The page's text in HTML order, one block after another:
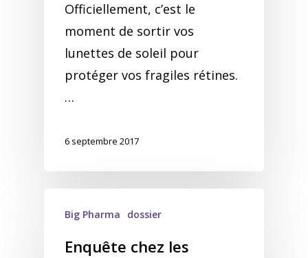
Officiellement, c’est le
moment de sortir vos
lunettes de soleil pour
protéger vos fragiles rétines.
…
6 septembre 2017
Big Pharma dossier
Enquête chez les